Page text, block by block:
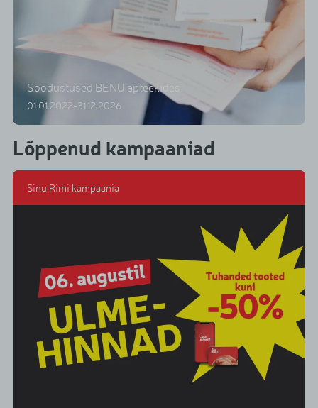
Soodustused BENU apteekides
01.01.2022-31.12.2026
Lõppenud kampaaniad
Sinu Rimi kampaania